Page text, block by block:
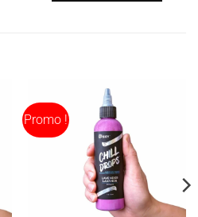
Les
options
peuvent
être
choisies
sur
la
page
Promo !